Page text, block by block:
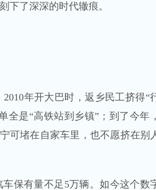
下了深深的时代辙痕。
年开大巴时，返乡民工挤得“
全是“高铁站到乡镇”；到了今年
可堵在自家车里，也不愿挤在别
保有量不足5万辆。如今这个数